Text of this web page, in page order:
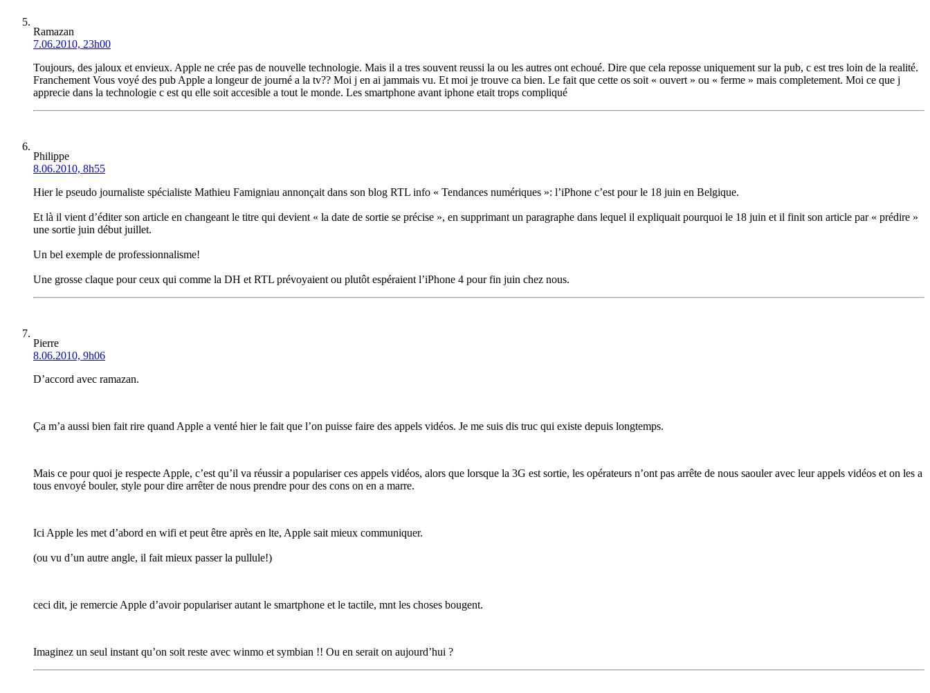
Ramazan
7.06.2010, 23h00
Toujours, des jaloux et envieux. Apple ne crée pas de nouvelle technologie. Mais il a tres souvent reussi la ou les autres ont echoué. Dire que cela reposse uniquement sur la pub, c est tres loin de la realité.
Franchement Vous voyé des pub Apple a longeur de journé a la tv?? Moi j en ai jammais vu. Et moi je trouve ca bien. Le fait que cette os soit « ouvert » ou « ferme » mais completement. Moi ce que j
apprecie dans la technologie c est qu elle soit accesible a tout le monde. Les smartphone avant iphone etait trops compliqué
Philippe
8.06.2010, 8h55
Hier le pseudo journaliste spécialiste Mathieu Famigniau annonçait dans son blog RTL info « Tendances numériques »: l’iPhone c’est pour le 18 juin en Belgique.
Et là il vient d’éditer son article en changeant le titre qui devient « la date de sortie se précise », en supprimant un paragraphe dans lequel il expliquait pourquoi le 18 juin et il finit son article par « prédire »
une sortie juin début juillet.
Un bel exemple de professionnalisme!
Une grosse claque pour ceux qui comme la DH et RTL prévoyaient ou plutôt espéraient l’iPhone 4 pour fin juin chez nous.
Pierre
8.06.2010, 9h06
D’accord avec ramazan.
Ça m’a aussi bien fait rire quand Apple a venté hier le fait que l’on puisse faire des appels vidéos. Je me suis dis truc qui existe depuis longtemps.
Mais ce pour quoi je respecte Apple, c’est qu’il va réussir a populariser ces appels vidéos, alors que lorsque la 3G est sortie, les opérateurs n’ont pas arrête de nous saouler avec leur appels vidéos et on les a
tous envoyé bouler, style pour dire arrêter de nous prendre pour des cons on en a marre.
Ici Apple les met d’abord en wifi et peut être après en lte, Apple sait mieux communiquer.
(ou vu d’un autre angle, il fait mieux passer la pullule!)
ceci dit, je remercie Apple d’avoir populariser autant le smartphone et le tactile, mnt les choses bougent.
Imaginez un seul instant qu’on soit reste avec winmo et symbian !! Ou en serait on aujourd’hui ?